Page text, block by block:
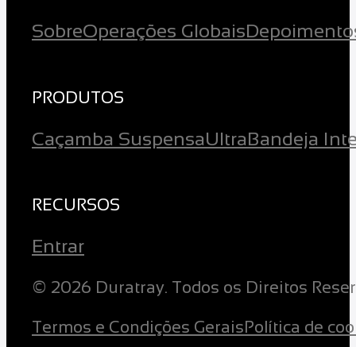
SobreOperações Globais
PRODUTOS
Caçamba SuspensaUltraBandeja
RECURSOS
Entrar
© 2026 Duratray. Todos os Direitos
Termos e Condições GeraisPolítica de